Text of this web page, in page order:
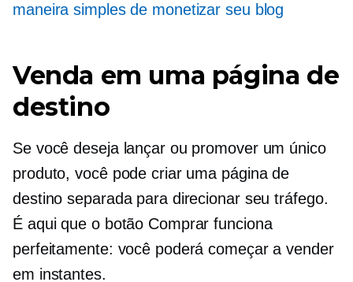
maneira simples de monetizar seu blog
Venda em uma página de
destino
Se você deseja lançar ou promover um único
produto, você pode criar uma página de
destino separada para direcionar seu tráfego.
É aqui que o botão Comprar funciona
perfeitamente: você poderá começar a vender
em instantes.